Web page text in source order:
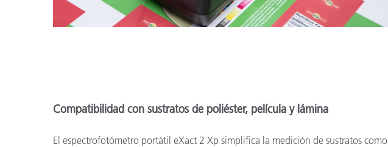
Compatibilidad con sustratos de poliéster, película y lámina
El espectrofotómetro portátil eXact 2 Xp simplifica la medición de sustratos como